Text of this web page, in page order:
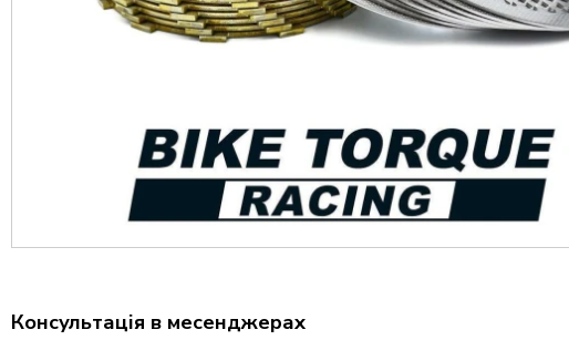
Консультація в месенджерах